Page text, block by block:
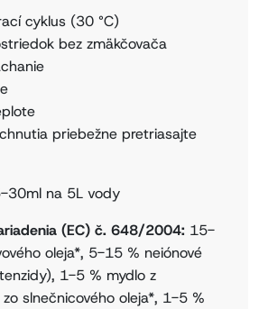
cyklus (30 °C)
bez zmäkčovača
priebežne pretriasajte
30ml na 5L vody
(EC) č. 648/2004: 15-
oleja*, 5-15 % neiónové
1-5 % mydlo z
slnečnicového oleja*, 1-5 %